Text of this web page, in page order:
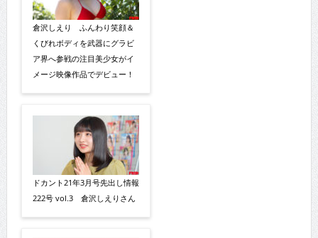
倉沢しえり ふんわり笑顔＆
くびれボディを武器にグラビ
ア界へ参戦の注目美少女がイ
メージ映像作品でデビュー！
ドカント21年3月号先出し情報
222号 vol.3 倉沢しえりさん